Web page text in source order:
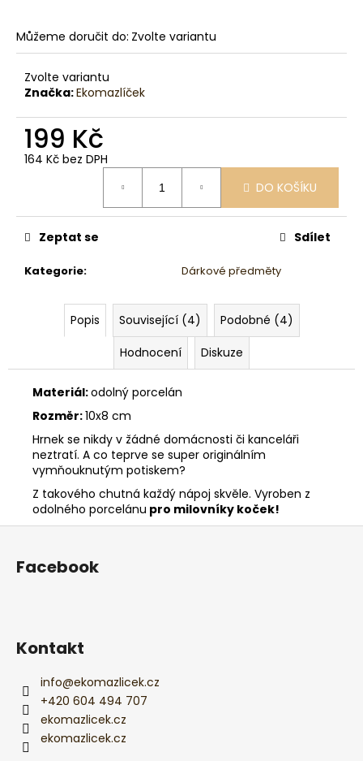
Můžeme doručit do: Zvolte variantu
Zvolte variantu
Značka:Ekomazlíček
199 Kč
164 Kč bez DPH
DO KOŠÍKU
Kategorie: Dárkové předměty
Zeptat se Sdílet
Popis Související (4)
Podobné (4)
Hodnocení
Diskuze
Materiál:odolný porcelán
Rozměr:10x8 cm
Hrnek se nikdy v žádné domácnosti či kanceláři
neztratí. A co teprve se super originálním
vymňouknutým potiskem?
Z takového chutná každý nápoj skvěle. Vyroben z
odolného porcelánu pro milovníky koček!
Z
Facebook
Kontakt
info@ekomazlicek.cz
+420 604 494 707
ekomazlicek.cz
ekomazlicek.cz